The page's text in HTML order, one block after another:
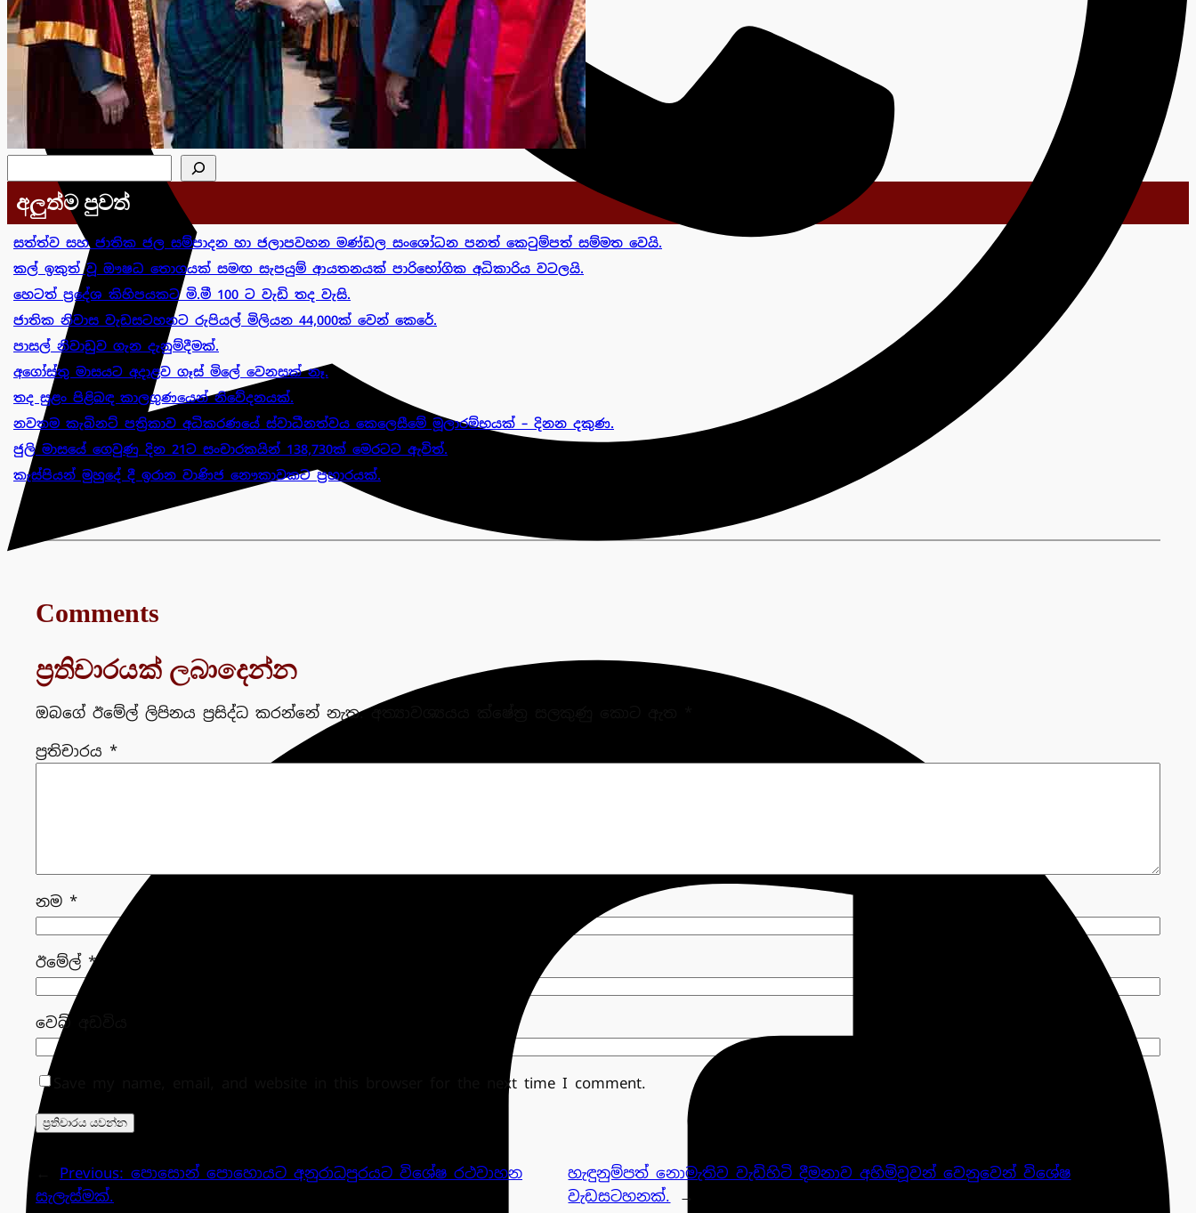
අලුත්ම පුවත්
සත්ත්ව සහ ජාතික ජල සම්පාදන හා ජලාපවහන මණ්ඩල සංශෝධන පනත් කෙටුම්පත් සම්මත වෙයි.
කල් ඉකුත් වූ ඖෂධ තොගයක් සමඟ සැපයුම් ආයතනයක් පාරිභෝගික අධිකාරිය වටලයි.
හෙටත් ප්‍රදේශ කිහිපයකට මි.මී 100 ට වැඩි තද වැසි.
ජාතික නිවාස වැඩසටහනට රුපියල් මිලියන 44,000ක් වෙන් කෙරේ.
පාසල් නිවාඩුව ගැන දැනුම්දීමක්.
අගෝස්තු මාසයට අදාළව ගෑස් මිලේ වෙනසක් නෑ.
තද සුළං පිළිබඳ කාලගුණයෙන් නිවේදනයක්.
නවතම කැබිනට් පත්‍රිකාව අධිකරණයේ ස්වාධීනත්වය කෙලෙසීමේ මූලාරම්භයක් – දිනන දකුණ.
ජුලි මාසයේ ගෙවුණු දින 21ට සංචාරකයින් 138,730ක් මෙරටට ඇවිත්.
කැස්පියන් මුහුදේ දී ඉරාන වාණිජ නෞකාවකට ප්‍රහාරයක්.
Comments
ප්‍රතිචාරයක් ලබාදෙන්න
ඔබගේ ඊමේල් ලිපිනය ප්‍රසිද්ධ කරන්නේ නැත. අත්‍යාවශ්‍යයය ක්ෂේත්‍ර සලකුණු කොට ඇත
ප්‍රතිචාරය *
නම *
ඊමේල් *
වෙබ් අඩවිය
Save my name, email, and website in this browser for the next time I comment.
Previous: පොසොන් පොහොයට අනුරාධපුරයට විශේෂ රථවාහන
සැලැස්මක්.
හැඳුනුම්පත් නොමැතිව වැඩිහිටි දීමනාව අහිමිවූවන් වෙනුවෙන් විශේෂ
වැඩසටහනක්.
→